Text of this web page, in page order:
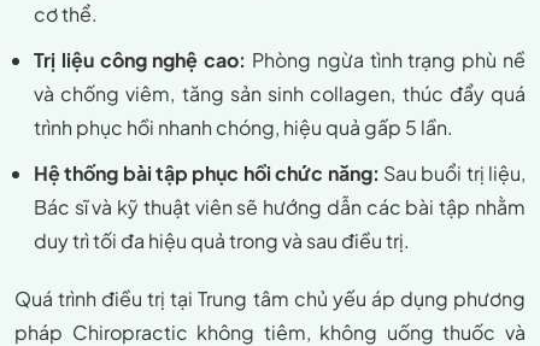
cơ thể.
Trị liệu công nghệ cao: Phòng ngừa tình trạng phù nề
và chống viêm, tăng sản sinh collagen, thúc đẩy quá
trình phục hồi nhanh chóng, hiệu quả gấp 5 lần.
Hệ thống bài tập phục hồi chức năng: Sau buổi trị liệu,
Bác sĩ và kỹ thuật viên sẽ hướng dẫn các bài tập nhằm
duy trì tối đa hiệu quả trong và sau điều trị.
Quá trình điều trị tại Trung tâm chủ yếu áp dụng phương
pháp Chiropractic không tiêm, không uống thuốc và